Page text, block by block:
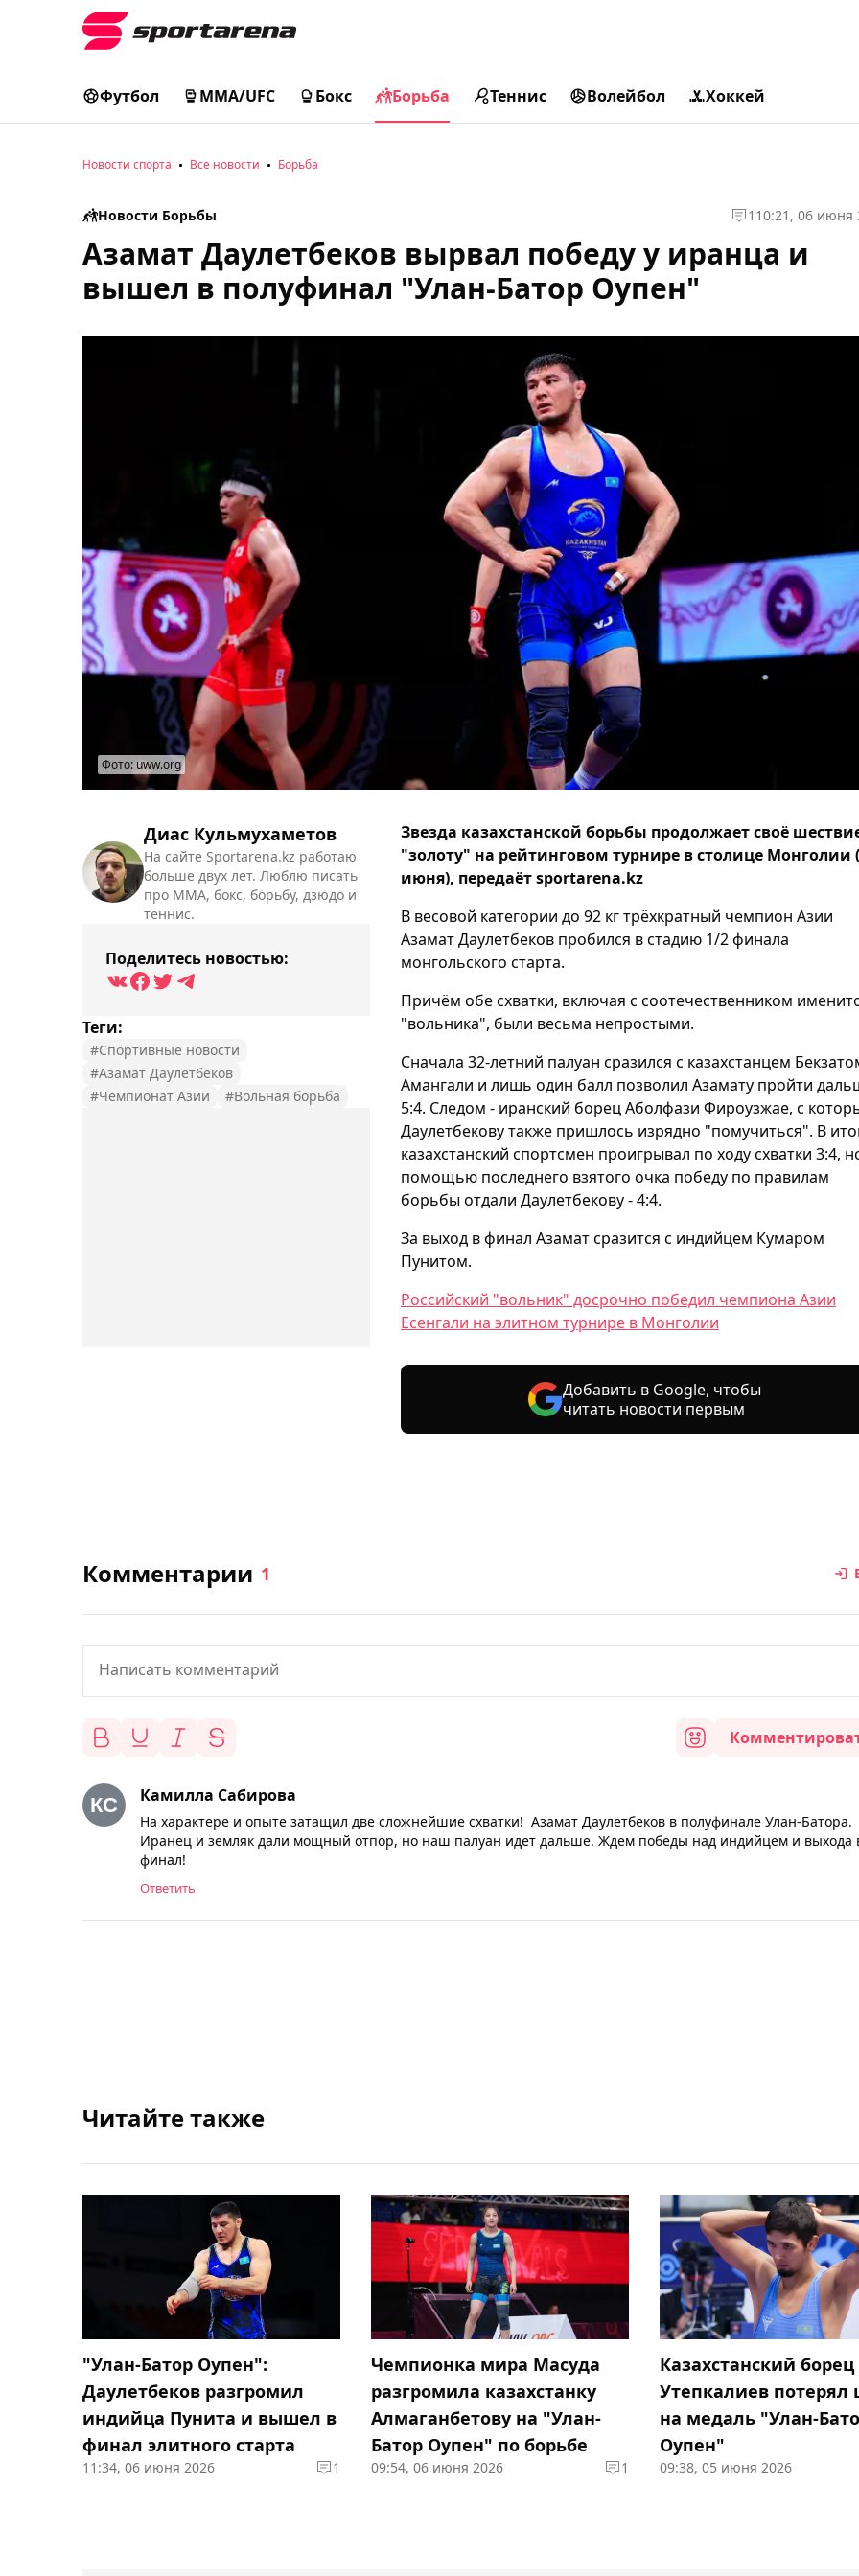
Футбол MMA/UFC Бокс Борьба Теннис Волейбол Хоккей
Новости спорта Все новости Борьба
Новости Борьбы 1 10:21, 06 июня
Азамат Даулетбеков вырвал победу у иранца и
вышел в полуфинал "Улан-Батор Оупен"
Фото: uww.org
Диас Кульмухаметов
На сайте Sportarena.kz работаю
больше двух лет. Люблю писать
про ММА, бокс, борьбу, дзюдо и
теннис.
Поделитесь новостью:
Теги:
#Спортивные новости
#Азамат Даулетбеков
#Чемпионат Азии
#Вольная борьба
Звезда казахстанской борьбы продолжает своё
"золоту" на рейтинговом турнире в столице Монголии
июня), передаёт sportarena.kz
В весовой категории до 92 кг трёхкратный чемпион Азии
Азамат Даулетбеков пробился в стадию 1/2 финала
монгольского старта.
Причём обе схватки, включая с соотечественником
"вольника", были весьма непростыми.
Сначала 32-летний палуан сразился с казахстанцем
Амангали и лишь один балл позволил Азамату пройти
5:4. Следом - иранский борец Аболфази Фироузжае, с
Даулетбекову также пришлось изрядно "помучиться". В
казахстанский спортсмен проигрывал по ходу схватки 3:4,
помощью последнего взятого очка победу по правилам
борьбы отдали Даулетбекову - 4:4.
За выход в финал Азамат сразится с индийцем Кумаром
Пунитом.
Российский "вольник" досрочно победил чемпиона Азии
Есенгали на элитном турнире в Монголии
Добавить в Google, чтобы
читать новости первым
Комментарии 1
Камилла Сабирова
На характере и опыте затащил две сложнейшие схватки! Азамат Даулетбеков в полуфинале Улан-Батора.
Иранец и земляк дали мощный отпор, но наш палуан идет дальше. Ждем победы над индийцем и выхода
финал!
Ответить
Читайте также
"Улан-Батор Оупен":
Даулетбеков разгромил
индийца Пунита и вышел в
финал элитного старта
11:34, 06 июня 2026 1
Чемпионка мира Масуда
разгромила казахстанку
Алмаганбетову на "Улан-
Батор Оупен" по борьбе
09:54, 06 июня 2026 1
Казахстанский борец
Утепкалиев потерял
на медаль "Улан-
Оупен"
09:38, 05 июня 2026